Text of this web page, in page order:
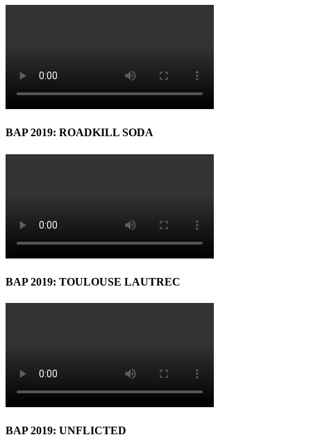
BAP 2019: ROADKILL SODA
BAP 2019: TOULOUSE LAUTREC
BAP 2019: UNFLICTED